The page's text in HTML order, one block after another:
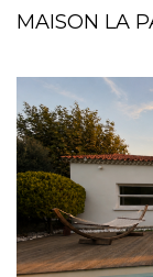
MAISON LA